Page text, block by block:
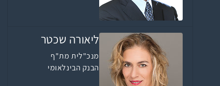
ליאורה שכטר
מנכ"לית מת"ף
הבנק הבינלאומי